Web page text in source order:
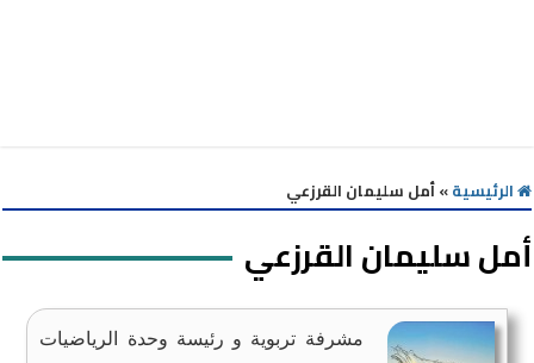
الرئيسية»أمل سليمان القرزعي
أمل سليمان القرزعي
مشرفة تربوية و رئيسة وحدة الرياضيات